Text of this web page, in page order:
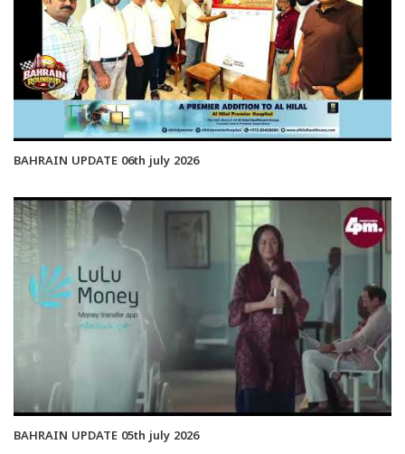
BAHRAIN UPDATE 06th july 2026
BAHRAIN UPDATE 05th july 2026